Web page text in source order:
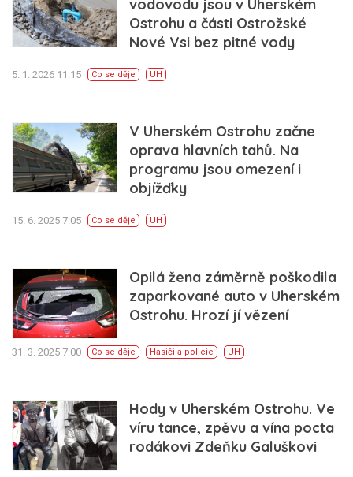
vodovodu jsou v Uherském
Ostrohu a části Ostrožské
Nové Vsi bez pitné vody
5. 1. 2026 11:15 Co se děje UH
V Uherském Ostrohu začne
oprava hlavních tahů. Na
programu jsou omezení i
objížďky
15. 6. 2025 7:05 Co se děje UH
Opilá žena záměrně poškodila
zaparkované auto v Uherském
Ostrohu. Hrozí jí vězení
31. 3. 2025 7:00 Co se děje Hasiči a policie UH
Hody v Uherském Ostrohu. Ve
víru tance, zpěvu a vína pocta
rodákovi Zdeňku Galuškovi